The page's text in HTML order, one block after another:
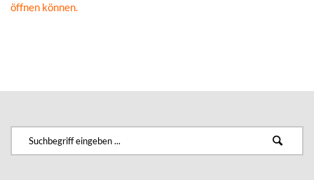
öffnen können.